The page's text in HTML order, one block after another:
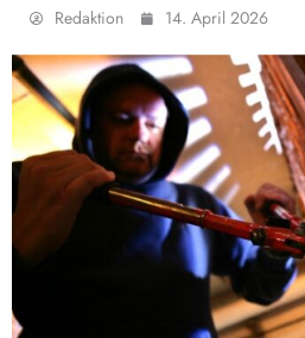
Redaktion 14. April 2026